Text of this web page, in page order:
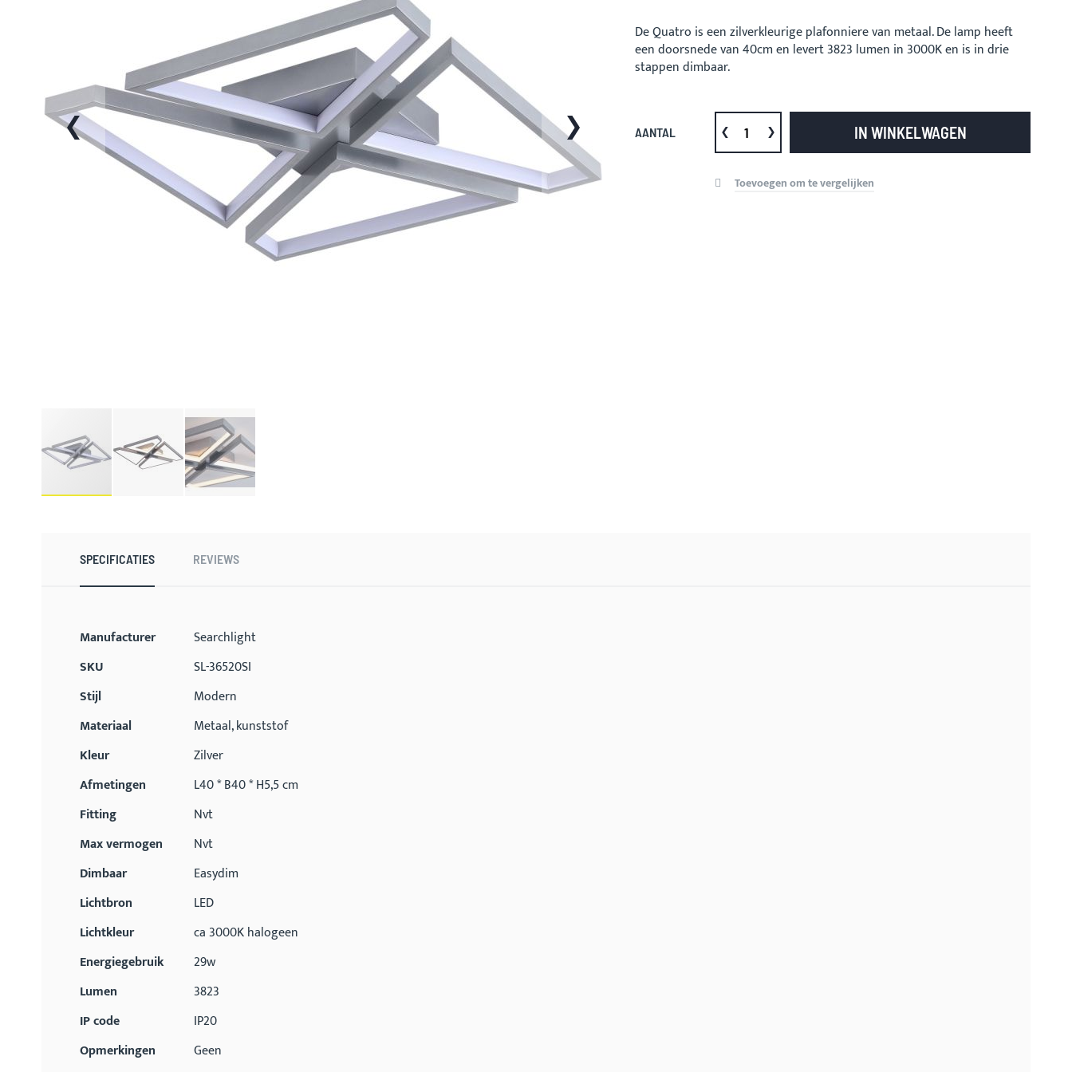
De Quatro is een zilverkleurige plafonniere van metaal. De lamp heeft
een doorsnede van 40cm en levert 3823 lumen in 3000K en is in drie
stappen dimbaar.
AANTAL IN WINKELWAGEN
Toevoegen om te vergelijken
SPECIFICATIES REVIEWS
Meer
Manufacturer
Searchlight
SKU
SL-36520SI
Stijl
Modern
Materiaal
Metaal, kunststof
Kleur
Zilver
Afmetingen
L40 * B40 * H5,5 cm
Fitting
Nvt
Max vermogen
Nvt
Dimbaar
Easydim
Lichtbron
LED
Lichtkleur
ca 3000K halogeen
Energiegebruik
29w
Lumen
3823
IP code
IP20
Opmerkingen
Geen